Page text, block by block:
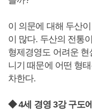
이 의문에 대해 두산
이 많다. 두산의 전통
형제경영도 어려운
니기 때문에 어떤 형
차한다.
◆ 4세 경영 3강 구도